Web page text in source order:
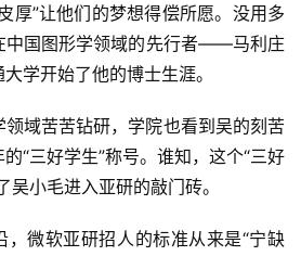
厚”让他们的梦想得偿所愿。没用多
中国图形学领域的先行者——马利庄
学开始了他的博士生涯。
域苦苦钻研，学院也看到吴的刻苦
“三好学生”称号。谁知，这个“三好
吴小毛进入亚研的敲门砖。
，微软亚研招人的标准从来是“宁缺